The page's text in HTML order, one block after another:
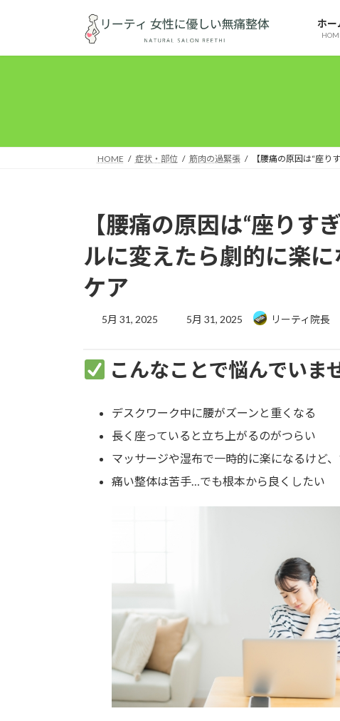
ン
ッ
ー
移
ホー
HOME 症状・部位 筋肉の過緊張 【腰痛の原因は“座
【腰痛の原因は“座りす
ルに変えたら劇的に楽
ケア
5月 31, 2025
最
新
日
5月 31, 2025 リーティ院長
こんなことで悩んでいま
デスクワーク中に腰がズーンと重くなる
長く座っていると立ち上がるのがつらい
マッサージや湿布で一時的に楽になるけど
痛い整体は苦手…でも根本から良くしたい